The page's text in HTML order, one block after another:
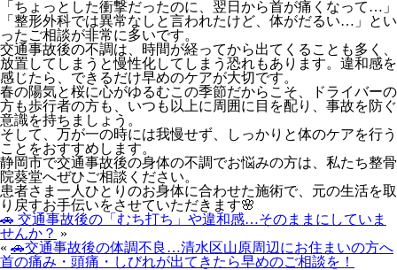
「ちょっとした衝撃だったのに、翌日から首が痛くなって…」
「整形外科では異常なしと言われたけど、体がだるい…」とい
ったご相談が非常に多いです。
交通事故後の不調は、時間が経ってから出てくることも多く、
放置してしまうと慢性化してしまう恐れもあります。違和感を
感じたら、できるだけ早めのケアが大切です。
春の陽気と桜に心がゆるむこの季節だからこそ、ドライバーの
方も歩行者の方も、いつも以上に周囲に目を配り、事故を防ぐ
意識を持ちましょう。
そして、万が一の時には我慢せず、しっかりと体のケアを行う
ことをおすすめします。
静岡市で交通事故後の身体の不調でお悩みの方は、私たち整骨
院葵堂へぜひご相談ください。
患者さま一人ひとりのお身体に合わせた施術で、元の生活を取
り戻すお手伝いをさせていただきます🌸
🚗 交通事故後の「むち打ち」や違和感…そのままにしていま
せんか？ »
« 🚗交通事故後の体調不良…清水区山原周辺にお住まいの方へ
首の痛み・頭痛・しびれが出てきたら早めのご相談を！